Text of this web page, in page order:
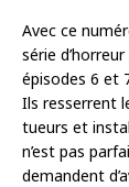
Avec ce
série
épisodes 6 et
Ils resserrent
tueurs et
n’est pas
demandent